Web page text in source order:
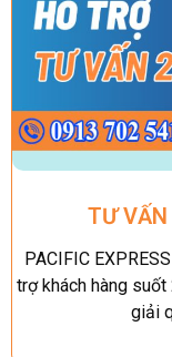
TƯ
PACIFIC
trợ khách hàng
giải